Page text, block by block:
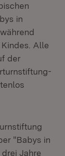
in
Alle
der
"Babys in
Jahre